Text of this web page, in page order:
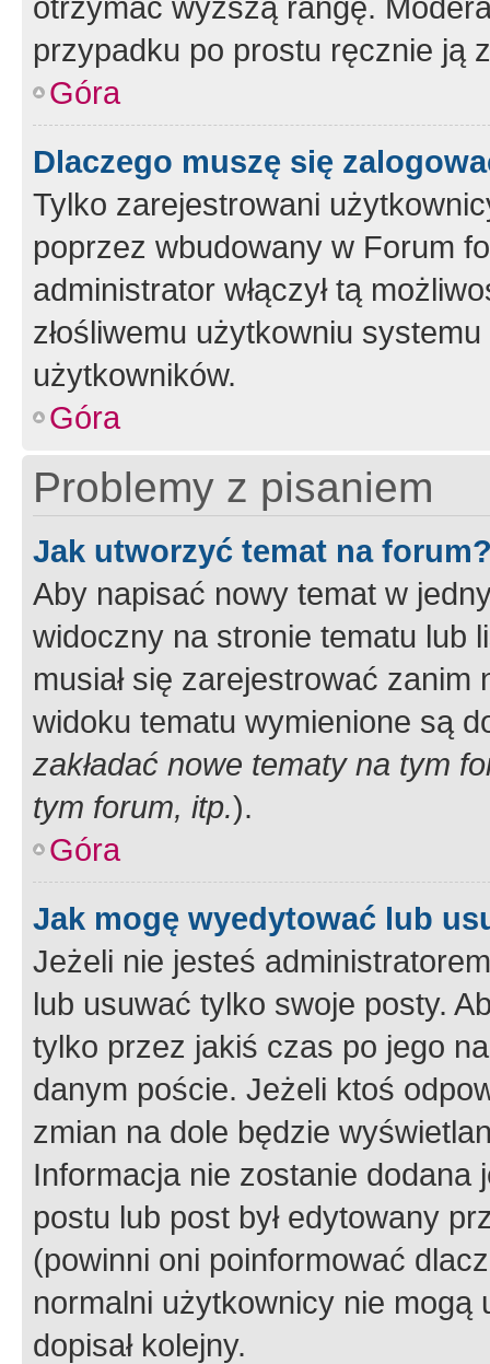
przypadku po prostu ręcznie ją
Góra
Dlaczego muszę się
Tylko zarejestrowani
poprzez wbudowany w Forum
administrator włączył tą
złośliwemu użytkowniu
użytkowników.
Góra
Problemy z pisaniem
Jak utworzyć temat na
Aby napisać nowy temat w
widoczny na stronie tematu lub
musiał się zarejestrować
widoku tematu wymienione są
zakładać nowe tematy na tym
tym forum, itp.).
Góra
Jak mogę wyedytować lub
Jeżeli nie jesteś
lub usuwać tylko swoje posty.
tylko przez jakiś czas po jego
danym poście. Jeżeli ktoś
zmian na dole będzie
Informacja nie zostanie dodana
postu lub post był edytowany
(powinni oni poinformować
normalni użytkownicy nie
dopisał kolejny.